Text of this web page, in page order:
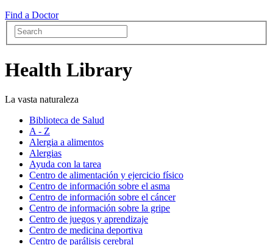
Find a Doctor
Health Library
La vasta naturaleza
Biblioteca de Salud
A - Z
Alergia a alimentos
Alergias
Ayuda con la tarea
Centro de alimentación y ejercicio físico
Centro de información sobre el asma
Centro de información sobre el cáncer
Centro de información sobre la gripe
Centro de juegos y aprendizaje
Centro de medicina deportiva
Centro de parálisis cerebral